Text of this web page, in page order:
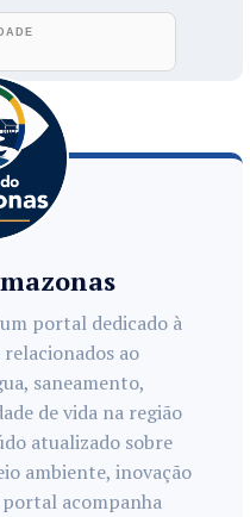
portal dedicado à
ao
saneamento,
de vida na região
atualizado sobre
ambiente, inovação
acompanha